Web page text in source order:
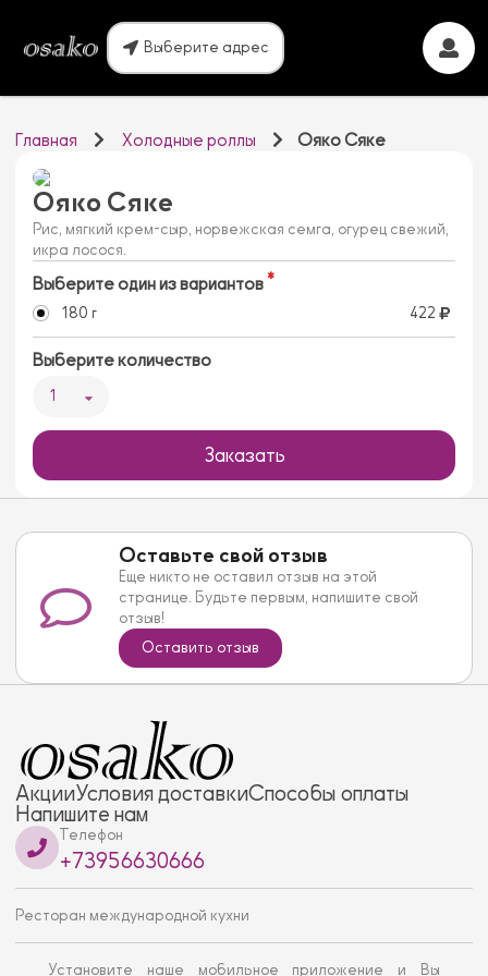
Выберите адрес
Главная Холодные роллы Ояко Сяке
Ояко Сяке
Рис, мягкий крем-сыр, норвежская семга, огурец свежий,
икра лосося.
Выберите один из вариантов
180 г 422
Выберите количество
1
Заказать
Оставьте свой отзыв
Еще никто не оставил отзыв на этой
странице. Будьте первым, напишите свой
отзыв!
Оставить отзыв
АкцииУсловия доставкиСпособы оплаты
Напишите нам
Телефон
+73956630666
Ресторан международной кухни
Установите наше мобильное приложение и Вы